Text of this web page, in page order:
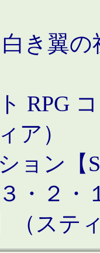
き翼
RPG
ア）
ョン【
・２
（ステ